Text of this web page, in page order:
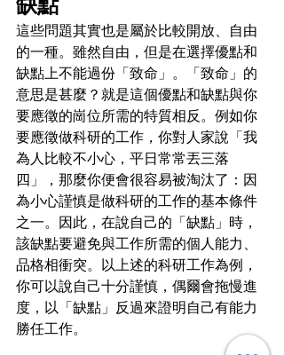
這些問題其實也是屬於比較開放、自由
的一種。雖然自由，但是在選擇優點和
缺點上不能過份「致命」。「致命」的
意思是甚麼？就是這個優點和缺點與你
要應徵的崗位所需的特質相反。例如你
要應徵做科研的工作，你對人家說「我
為人比較不小心，平日常常丟三落
四」，那麼你便會很容易被淘汰了：因
為小心謹慎是做科研的工作的基本條件
之一。因此，在說自己的「缺點」時，
該缺點要避免與工作所需的個人能力、
品格相衝突。以上述的科研工作為例，
你可以說自己十分謹慎，偶爾會拖慢進
度，以「缺點」反過來證明自己有能力
勝任工作。